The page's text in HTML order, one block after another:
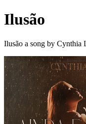
Ilusão
Ilusão a song by Cynthia